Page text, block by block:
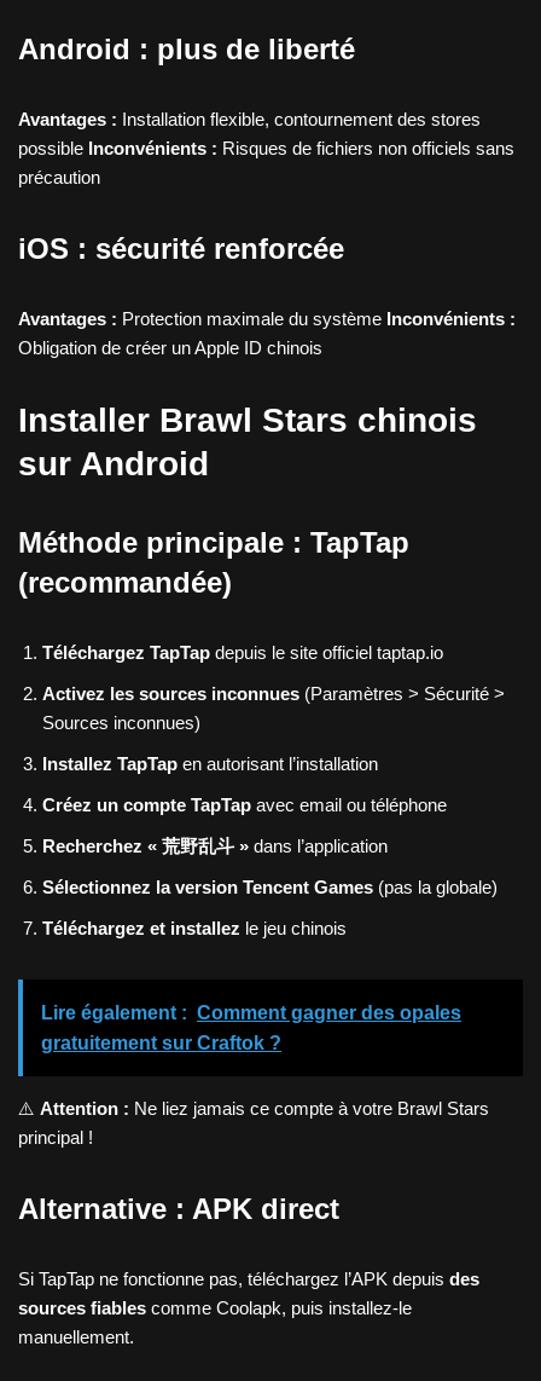
Android : plus de liberté
Avantages : Installation flexible, contournement des stores
possible Inconvénients : Risques de fichiers non officiels sans
précaution
iOS : sécurité renforcée
Avantages : Protection maximale du système Inconvénients :
Obligation de créer un Apple ID chinois
Installer Brawl Stars chinois
sur Android
Méthode principale : TapTap
(recommandée)
Téléchargez TapTap depuis le site officiel taptap.io
Activez les sources inconnues (Paramètres > Sécurité >
Sources inconnues)
Installez TapTap en autorisant l’installation
Créez un compte TapTap avec email ou téléphone
Recherchez « 荒野乱斗 » dans l’application
Sélectionnez la version Tencent Games (pas la globale)
Téléchargez et installez le jeu chinois
Lire également : Comment gagner des opales
gratuitement sur Craftok ?
⚠️ Attention : Ne liez jamais ce compte à votre Brawl Stars
principal !
Alternative : APK direct
Si TapTap ne fonctionne pas, téléchargez l’APK depuis des
sources fiables comme Coolapk, puis installez-le
manuellement.